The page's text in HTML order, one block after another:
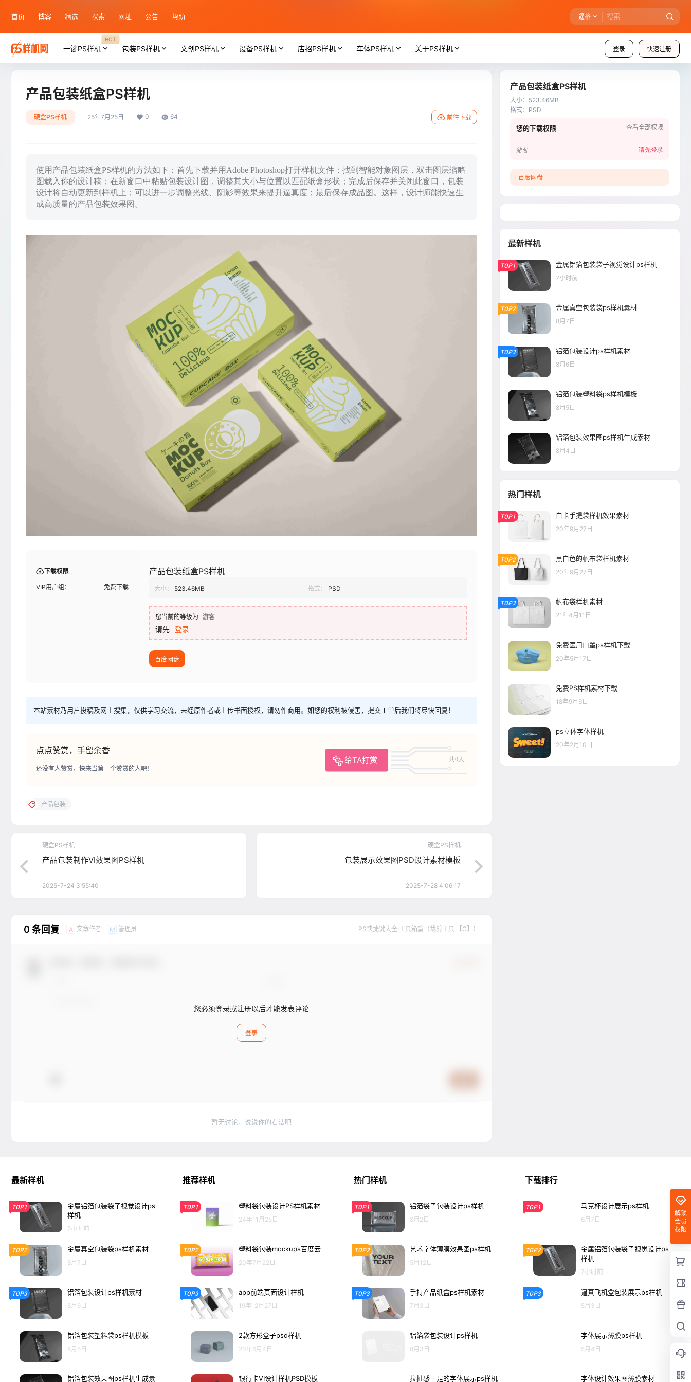
首页 博客 精选 探索 网址 公告 帮助 逼格
登录 快速注册
一键PS样机
HOT
包装PS样机 文创PS样机 设备PS样机 店招PS样机 车体PS样机 关于PS样机
产品包装纸盒PS样机
硬盒PS样机 25年7月25日 0 64 前往下载
使用产品包装纸盒PS样机的方法如下：首先下载并用Adobe Photoshop打开样机文件；找到智能对象图层，双击图层缩略
图载入你的设计稿；在新窗口中粘贴包装设计图，调整其大小与位置以匹配纸盒形状；完成后保存并关闭此窗口，包装
设计将自动更新到样机上；可以进一步调整光线、阴影等效果来提升逼真度；最后保存成品图。这样，设计师能快速生
成高质量的产品包装效果图。
下载权限
VIP用户组： 免费下载
产品包装纸盒PS样机
大小： 523.46MB 格式： PSD
您当前的等级为 游客
请先 登录
百度网盘
本站素材乃用户投稿及网上搜集，仅供学习交流，未经原作者或上传书面授权，请勿作商用。如您的权利被侵害，提交工单后我们将尽快回复！
点点赞赏，手留余香
给TA打赏 共0人
还没有人赞赏，快来当第一个赞赏的人吧！
产品包装
硬盒PS样机
产品包装制作VI效果图PS样机
2025-7-24 3:55:40
硬盒PS样机
包装展示效果图PSD设计素材模板
2025-7-28 4:06:17
0 条回复 A 文章作者 M 管理员 PS快捷键大全:工具箱篇（裁剪工具 【C】）
您必须登录或注册以后才能发表评论
登录
暂无讨论，说说你的看法吧
产品包装纸盒PS样机
大小： 523.46MB
格式： PSD
您的下载权限 查看全部权限
游客 请先登录
百度网盘
最新样机
TOP1 金属铝箔包装袋子视觉设计ps样机
7小时前
TOP2 金属真空包装袋ps样机素材
8月7日
TOP3 铝箔包装设计ps样机素材
8月6日
铝箔包装塑料袋ps样机模板
8月5日
铝箔包装效果图ps样机生成素材
8月4日
热门样机
TOP1 白卡手提袋样机效果素材
20年9月27日
TOP2 黑白色的帆布袋样机素材
20年9月27日
TOP3 帆布袋样机素材
21年4月11日
免费医用口罩ps样机下载
20年5月17日
免费PS样机素材下载
18年9月6日
ps立体字体样机
20年2月10日
解锁
会员
权限
最新样机
TOP1
金属铝箔包装袋子视觉设计ps
样机
7小时前
TOP2 金属真空包装袋ps样机素材
8月7日
TOP3 铝箔包装设计ps样机素材
8月6日
铝箔包装塑料袋ps样机模板
8月5日
铝箔包装效果图ps样机生成素
推荐样机
TOP1 塑料袋包装设计PS样机素材
24年11月25日
TOP2 塑料袋包装mockups百度云
20年7月22日
TOP3 app前端页面设计样机
19年12月27日
2款方形盒子psd样机
20年6月4日
银行卡VI设计样机PSD模板
热门样机
TOP1 铝箔袋子包装设计ps样机
8月2日
TOP2 艺术字体薄膜效果图ps样机
5月12日
TOP3 手持产品纸盒ps样机素材
7月3日
铝箔袋包装设计ps样机
8月3日
拉扯感十足的字体展示ps样机
下载排行
TOP1 马克杯设计展示ps样机
6月7日
TOP2
金属铝箔包装袋子视觉设计ps
样机
7小时前
TOP3 逼真飞机盒包装展示ps样机
5月3日
字体展示薄膜ps样机
5月4日
字体设计效果图薄膜素材